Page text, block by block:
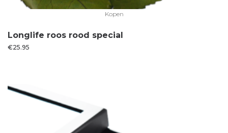
Kopen
Longlife roos rood special
€25.95